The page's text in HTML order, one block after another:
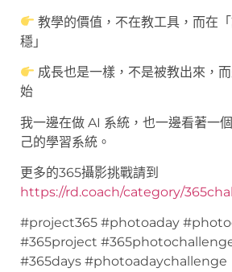
教學的價值，不在教工具，而在
穩」
成長也是一樣，不是被教出來，
始
我一邊在做 AI 系統，也一邊看著一
己的學習系統。
更多的365攝影挑戰請到
https://rd.coach/category/
#project365 #photoaday
#365project
#365days #photoadaychallenge